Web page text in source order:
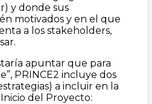
y donde sus
motivados y en el que
a los stakeholders,
apuntar que para
PRINCE2 incluye dos
a incluir en la
del Proyecto: